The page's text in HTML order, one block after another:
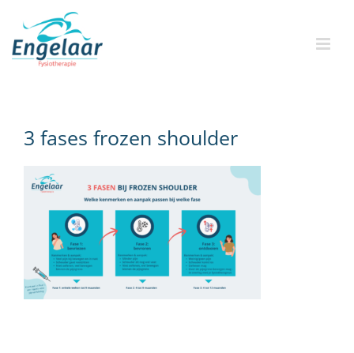
content
3 fases frozen shoulder